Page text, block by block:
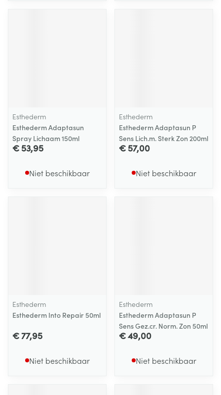
Esthederm
Esthederm Adaptasun
Spray Lichaam 150ml
€ 53,95
Niet beschikbaar
Esthederm
Esthederm Adaptasun P
Sens Lich.m. Sterk Zon 200ml
€ 57,00
Niet beschikbaar
Esthederm
Esthederm Into Repair 50ml
€ 77,95
Niet beschikbaar
Esthederm
Esthederm Adaptasun P
Sens Gez.cr. Norm. Zon 50ml
€ 49,00
Niet beschikbaar